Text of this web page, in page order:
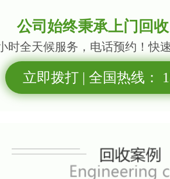
电缆、耐油电缆、耐磨电
铠装电力电缆、阻燃型电
缆、电力光缆、YJV电力
缆、屏蔽电缆、加热电缆
公司始终秉承上门回
时全天候服务，电话预约！快
立即拨打 | 全国热线：